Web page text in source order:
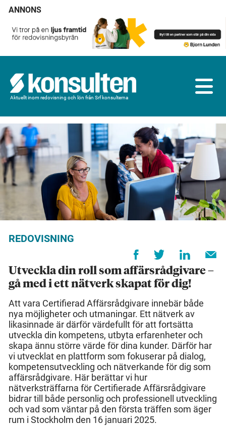
ANNONS
Aktuellt inom redovisning och lön från Srf konsulterna
REDOVISNING
Utveckla din roll som affärsrådgivare –
gå med i ett nätverk skapat för dig!
Att vara Certifierad Affärsrådgivare innebär både
nya möjligheter och utmaningar. Ett nätverk av
likasinnade är därför värdefullt för att fortsätta
utveckla din kompetens, utbyta erfarenheter och
skapa ännu större värde för dina kunder. Därför har
vi utvecklat en plattform som fokuserar på dialog,
kompetensutveckling och nätverkande för dig som
affärsrådgivare. Här berättar vi hur
nätverksträffarna för Certifierade Affärsrådgivare
bidrar till både personlig och professionell utveckling
och vad som väntar på den första träffen som äger
rum i Stockholm den 16 januari 2025.